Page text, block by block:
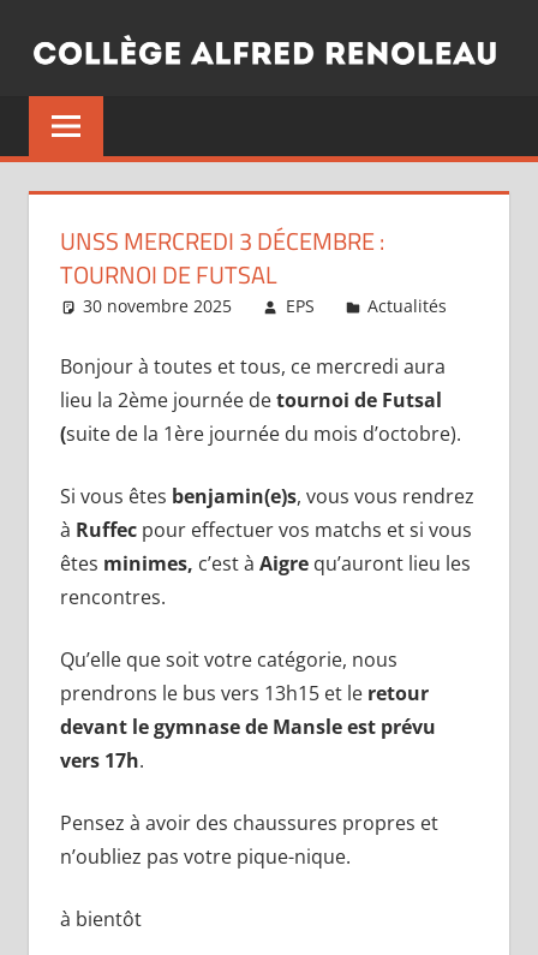
UNSS MERCREDI 3 DÉCEMBRE :
TOURNOI DE FUTSAL
30 novembre 2025 EPS Actualités
Bonjour à toutes et tous, ce mercredi aura
lieu la 2ème journée detournoi de Futsal
(suite de la 1ère journée du mois d’octobre).
Si vous êtes benjamin(e)s, vous vous rendrez
à Ruffecpour effectuer vos matchs et si vous
êtes minimes, c’est à Aigrequ’auront lieu les
rencontres.
Qu’elle que soit votre catégorie, nous
prendrons le bus vers 13h15 et le retour
devant le gymnase de Mansle est prévu
vers 17h.
Pensez à avoir des chaussures propres et
n’oubliez pas votre pique-nique.
à bientôt